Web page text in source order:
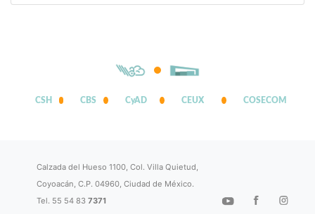
CSH CBS CyAD CEUX COSECOM
Calzada del Hueso 1100, Col. Villa Quietud,
Coyoacán, C.P. 04960, Ciudad de México.
Tel. 55 54 837371